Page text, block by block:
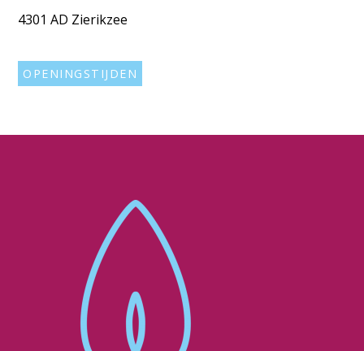
4301 AD Zierikzee
OPENINGSTIJDEN